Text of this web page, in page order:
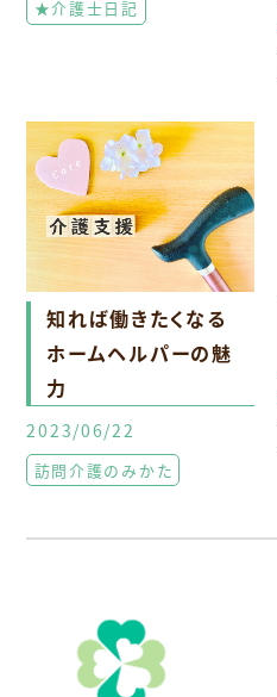
★介護士日記
知れば働きたくなる
ホームヘルパーの魅
力
2023/06/22
訪問介護のみかた